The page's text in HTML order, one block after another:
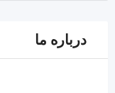
درباره ما